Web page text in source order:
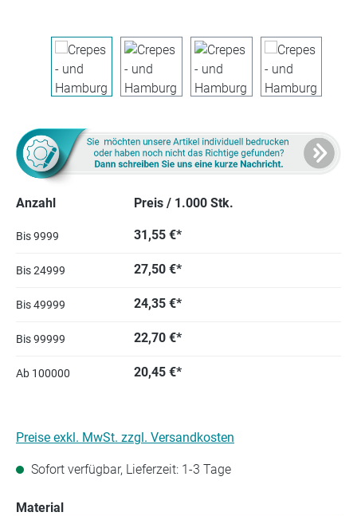
Anzahl Preis / 1.000 Stk.
Bis9999 31,55 €*
Bis24999 27,50 €*
Bis49999 24,35 €*
Bis99999 22,70 €*
Ab 100000 20,45 €*
Preise exkl. MwSt. zzgl. Versandkosten
Sofort verfügbar, Lieferzeit: 1-3 Tage
Materialauswählen